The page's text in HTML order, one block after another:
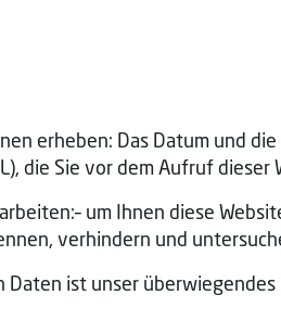
erheben: Das Datum und
die Sie vor dem Aufruf dieser
um Ihnen diese
verhindern und
ist unser